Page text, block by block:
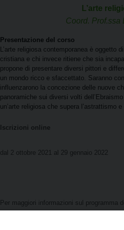
L’arte
Coord.
Presentazione del corso
L’arte religiosa contemporanea è oggetto
cristiana e chi invece ritiene che sia
propone di presentare diversi pittori e
un mondo ricco e sfaccettato. Saranno
influenzarono la concezione delle nuove
panoramiche sui diversi volti
un’arte religiosa che supera l’astrattismo
Iscrizioni online
dal 2 ottobre 2021 al 29 gennaio 2022
Per maggiori informazioni sul programma